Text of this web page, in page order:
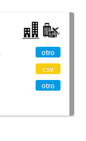
otro
csv
otro